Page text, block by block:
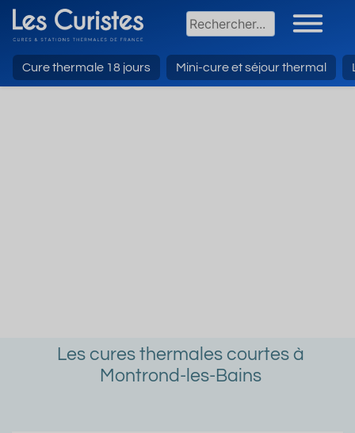
Cure thermale 18 jours Mini-cure et séjour thermal
Les cures thermales courtes à
Montrond-les-Bains